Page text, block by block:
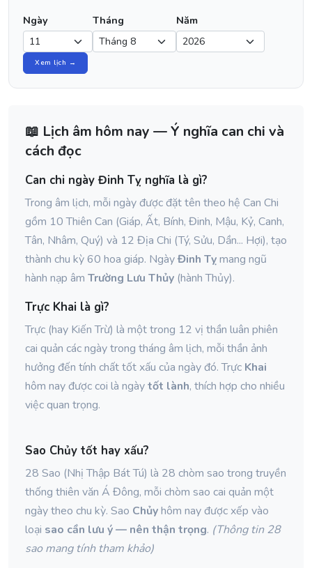
Ngày Tháng Năm
Xem lịch →
📖 Lịch âm hôm nay — Ý nghĩa can chi và
cách đọc
Can chi ngày Đinh Tỵ nghĩa là gì?
Trong âm lịch, mỗi ngày được đặt tên theo hệ Can Chi
gồm 10 Thiên Can (Giáp, Ất, Bính, Đinh, Mậu, Kỷ, Canh,
Tân, Nhâm, Quý) và 12 Địa Chi (Tý, Sửu, Dần... Hợi), tạo
thành chu kỳ 60 hoa giáp. NgàyĐinh Tỵmang ngũ
hành nạp âm Trường Lưu Thủy (hành Thủy).
Trực Khai là gì?
Trực (hay Kiến Trừ) là một trong 12 vị thần luân phiên
cai quản các ngày trong tháng âm lịch, mỗi thần ảnh
hưởng đến tính chất tốt xấu của ngày đó. Trực Khai
hôm nay được coi là ngàytốt lành, thích hợp cho nhiều
việc quan trọng.
Sao Chủy tốt hay xấu?
28 Sao (Nhị Thập Bát Tú) là 28 chòm sao trong truyền
thống thiên văn Á Đông, mỗi chòm sao cai quản một
ngày theo chu kỳ. Sao Chủyhôm nay được xếp vào
loại sao cần lưu ý — nên thận trọng. (Thông tin 28
sao mang tính tham khảo)